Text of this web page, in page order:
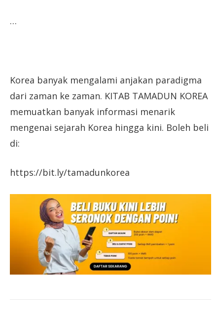
…
Korea banyak mengalami anjakan paradigma
dari zaman ke zaman. KITAB TAMADUN KOREA
memuatkan banyak informasi menarik
mengenai sejarah Korea hingga kini. Boleh beli
di:
https://bit.ly/tamadunkorea